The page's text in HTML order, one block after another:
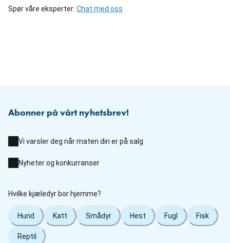
Spør våre eksperter. Chat med oss
Abonner på vårt nyhetsbrev!
Vi varsler deg når maten din er på salg
Nyheter og konkurranser
Hvilke kjæledyr bor hjemme?
Hund Katt Smådyr Hest Fugl Fisk
Reptil